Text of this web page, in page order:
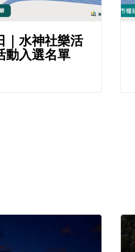
｜水神社樂活
動入選名單